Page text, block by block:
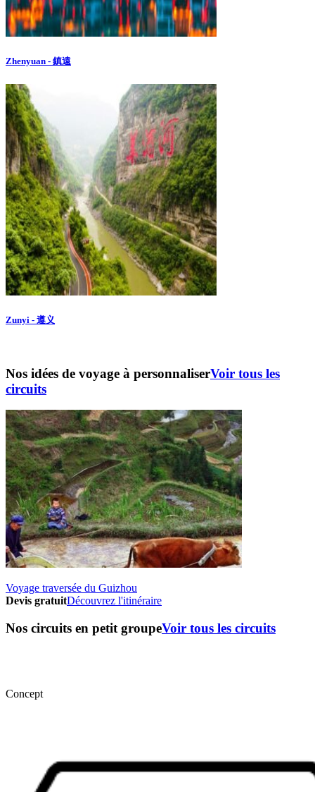
Zhenyuan - 鎮遠
Zunyi - 遵义
Nos idées de voyage à personnaliserVoir tous les
circuits
Voyage traversée du Guizhou
Devis gratuitDécouvrez l'itinéraire
Nos circuits en petit groupeVoir tous les circuits
Concept